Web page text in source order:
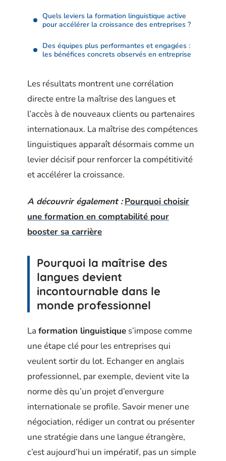
Quels leviers la formation linguistique active
pour accélérer la croissance des entreprises ?
Des équipes plus performantes et engagées :
les bénéfices concrets observés en entreprise
Les résultats montrent une corrélation
directe entre la maîtrise des langues et
l’accès à de nouveaux clients ou partenaires
internationaux. La maîtrise des compétences
linguistiques apparaît désormais comme un
levier décisif pour renforcer la compétitivité
et accélérer la croissance.
A découvrir également : Pourquoi choisir
une formation en comptabilité pour
booster sa carrière
Pourquoi la maîtrise des
langues devient
incontournable dans le
monde professionnel
La formation linguistique s’impose comme
une étape clé pour les entreprises qui
veulent sortir du lot. Echanger en anglais
professionnel, par exemple, devient vite la
norme dès qu’un projet d’envergure
internationale se profile. Savoir mener une
négociation, rédiger un contrat ou présenter
une stratégie dans une langue étrangère,
c’est aujourd’hui un impératif, pas un simple